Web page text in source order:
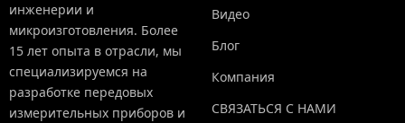
инженерии и
микроизготовления. Более
15 лет опыта в отрасли, мы
специализируемся на
разработке передовых
измерительных приборов и
Видео
Блог
Компания
СВЯЗАТЬСЯ С НАМИ